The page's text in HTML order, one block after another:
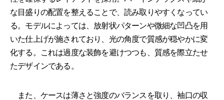
な目盛りの配置を整えることで、読み取りやすくなってい
る。モデルによっては、放射状パターンや微細な凹凸を用
いた仕上げが施されており、光の角度で質感が穏やかに変
化する。これは過度な装飾を避けつつも、質感を際立たせ
たデザインである。
また、ケースは薄さと強度のバランスを取り、袖口の収